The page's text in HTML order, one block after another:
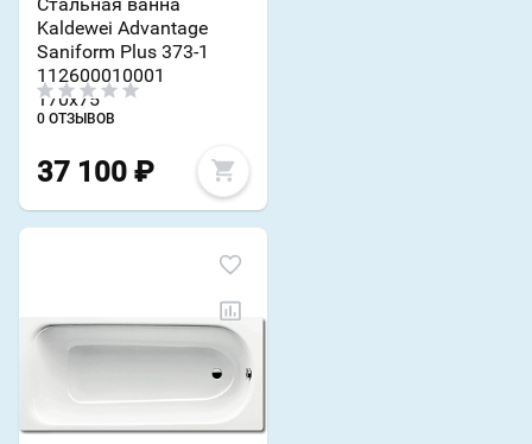
Kaldewei Advantage
Saniform Plus 373-1
112600010001
170х75
0 ОТЗЫВОВ
37 100 ₽